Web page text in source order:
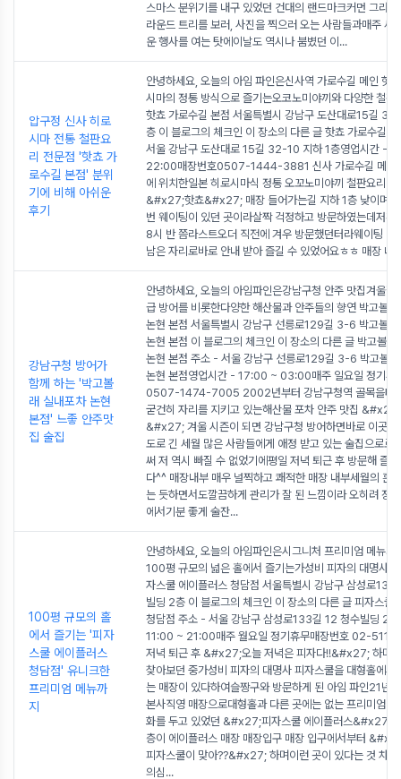
스마스 분위기를 내구 있었던 건대의 랜드마크커먼 그라
라운드 트리를 보러, 사진을 찍으러 오는 사람들과매주 새
운 행사를 여는 탓에이날도 역시나 붐볐던 이 ...
압구정 신사 히로
시마 전통 철판요
리 전문점 '핫쵸 가
로수길 본점' 분위
기에 비해 아쉬운
후기
안녕하세요, 오늘의 아임 파인은신사역 가로수길 메인 핫
시마의 정통 방식으로 즐기는오코노미야끼와 다양한 철판
핫쵸 가로수길 본점 서울특별시 강남구 도산대로15길
층 이 블로그의 체크인 이 장소의 다른 글 핫쵸 가로수길
서울 강남구 도산대로 15길 32-10 지하 1층영업시간 -
22:00매장번호0507-1444-3881 신사 가로수길 메인
에 위치한일본 히로시마식 정통 오꼬노미야끼 철판요리 전
&#x27;핫쵸&#x27; 매장 들어가는길 지하 1층 낮이며
번 웨이팅이 있던 곳이라살짝 걱정하고 방문하였는데저흰
8시 반 쯤라스트오더 직전에 겨우 방문했던터라웨이팅 없
남은 자리로바로 안내 받아 즐길 수 있었어요ㅎㅎ 매장 내
강남구청 방어가
함께 하는 '박고볼
래 실내포차 논현
본점' 느좋 안주맛
집 술집
안녕하세요, 오늘의 아임파인은강남구청 안주 맛집겨울철
급 방어를 비롯한다양한 해산물과 안주들의 향연 박고볼
논현 본점 서울특별시 강남구 선릉로129길 3-6 박고볼래
논현 본점 이 블로그의 체크인 이 장소의 다른 글 박고볼래
논현 본점 주소 - 서울 강남구 선릉로129길 3-6 박고볼래
논현 본점영업시간 - 17:00 ~ 03:00매주 일요일 정기휴
0507-1474-7005 2002년부터 강남구청역 골목을터
굳건히 자리를 지키고 있는해산물 포차 안주 맛집
&#x27; 겨울 시즌이 되면 강남구청 방어하면바로 이곳을
도로 긴 세월 많은 사람들에게 애정 받고 있는 술집으로로
써 저 역시 빠질 수 없었기에평일 저녁 퇴근 후 방문해 즐
다^^ 매장내부 매우 널찍하고 쾌적한 매장 내부세월의 흔
는 듯하면서도깔끔하게 관리가 잘 된 느낌이라 오히려 정
에서기분 좋게 술잔...
100평 규모의 홀
에서 즐기는 '피자
스쿨 에이플러스
청담점' 유니크한
프리미엄 메뉴까
지
안녕하세요, 오늘의 아임파인은시그니처 프리미엄 메뉴가
100평 규모의 넓은 홀에서 즐기는가성비 피자의 대명사
자스쿨 에이플러스 청담점 서울특별시 강남구 삼성로133
빌딩 2층 이 블로그의 체크인 이 장소의 다른 글 피자스쿨
청담점 주소 - 서울 강남구 삼성로133길 12 청수빌딩 2
11:00 ~ 21:00매주 월요일 정기휴무매장번호 02-511-
저녁 퇴근 후 &#x27;오늘 저녁은 피자다!!&#x27; 하며
찾아보던 중가성비 피자의 대명사 피자스쿨을 대형홀에서
는 매장이 있다하여슬짱구와 방문하게 된 아임 파인21년
본사직영 매장으로대형홀과 다른 곳에는 없는 프리미엄
화를 두고 있었던 &#x27;피자스쿨 에이플러스&#x27;
층이 에이플러스 매장 매장입구 매장 입구에서부터
피자스쿨이 맞아??&#x27; 하며이런 곳이 있다는 것 차체
의심 ...